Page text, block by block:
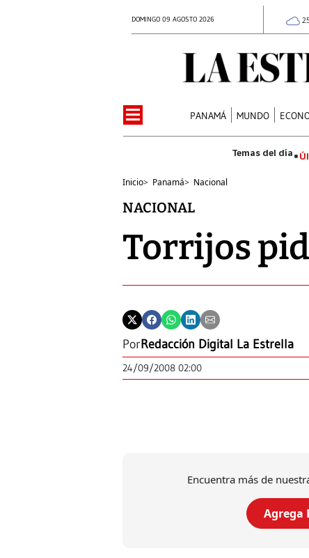
DOMINGO 09 AGOSTO 2026
PANAMÁ MUNDO
Inicio> Panamá> Nacional
NACIONAL
Torrijos
PorRedacción Digital La Estrella
24/09/2008 02:00
Encuentra más de
Agrega